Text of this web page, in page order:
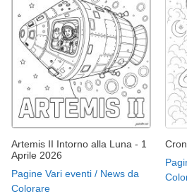
Artemis II Intorno alla Luna - 1
Aprile 2026
Pagine Vari eventi / News da
Colorare